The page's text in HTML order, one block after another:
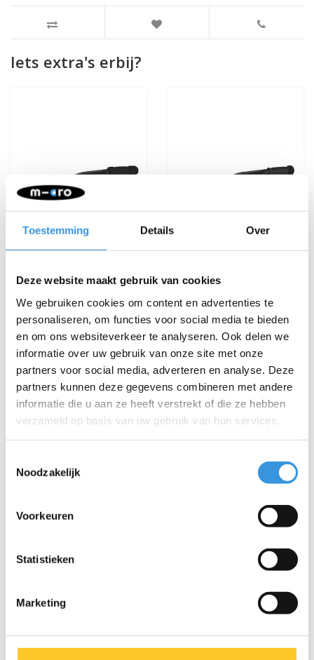
Toestemming Details Over
Deze website maakt gebruik van cookies
We gebruiken cookies om content en advertenties te
personaliseren, om functies voor social media te bieden
en om ons websiteverkeer te analyseren. Ook delen we
informatie over uw gebruik van onze site met onze
partners voor social media, adverteren en analyse. Deze
partners kunnen deze gegevens combineren met andere
informatie die u aan ze heeft verstrekt of die ze hebben
verzameld op basis van uw gebruik van hun services.
Noodzakelijk
Voorkeuren
Statistieken
Marketing
Iets extra's erbij?
Stuur Metropolitan
(4716)
€14,95
Stuur Sprite Deluxe
(4696)
€19,95